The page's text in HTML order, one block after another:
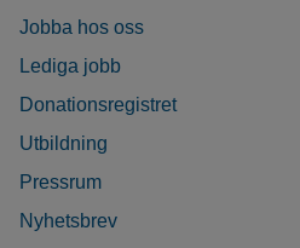
Jobba hos oss
Lediga jobb
Donationsregistret
Utbildning
Pressrum
Nyhetsbrev